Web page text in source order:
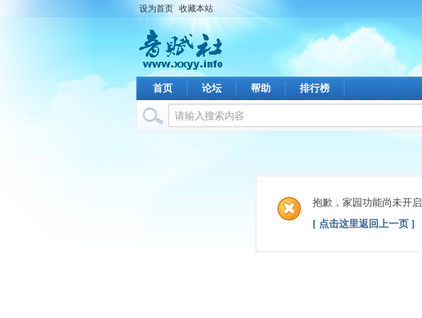
设为首页 收藏本站
首页 论坛 帮助 排行榜
抱歉，家园功能尚未开启
[ 点击这里返回上一页 ]